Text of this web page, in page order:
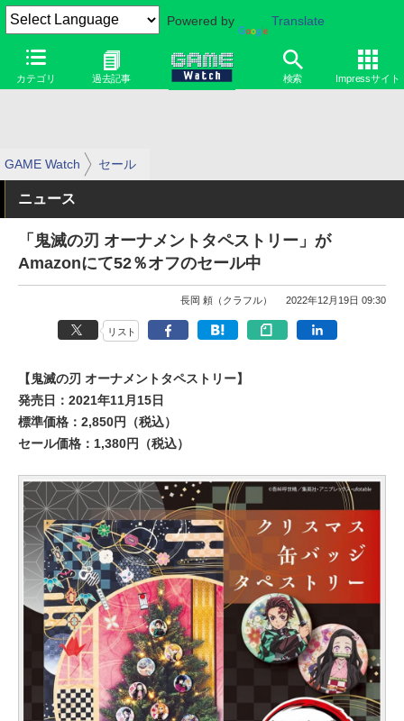
Powered by Translate
カテゴリ 過去記事 検索 Impressサイト
GAME Watch セール
ニュース
「鬼滅の刃 オーナメントタペストリー」が
Amazonにて52％オフのセール中
長岡 頼（クラフル） 2022年12月19日 09:30
リスト
【鬼滅の刃 オーナメントタペストリー】
発売日：2021年11月15日
標準価格：2,850円（税込）
セール価格：1,380円（税込）